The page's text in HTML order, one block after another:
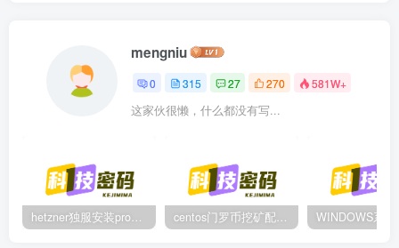
mengniu
0 315 27 270 581W+
这家伙很懒，什么都没有写...
hetzner独服安装proxmox后，配置NAT网络（为单IP创建多个虚拟机做准备） centos门罗币挖矿配置过程